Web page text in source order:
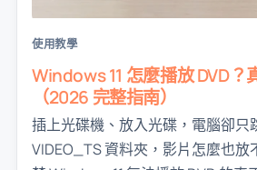
使用教學
Windows 11 怎麼播放 DVD？
（2026 完整指南）
插上光碟機、放入光碟，電腦卻只
VIDEO_TS 資料夾，影片怎麼也放